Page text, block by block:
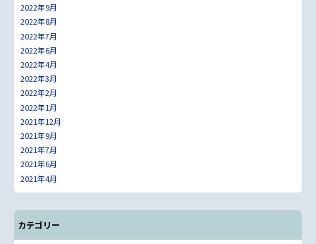
2022年9月
2022年8月
2022年7月
2022年6月
2022年4月
2022年3月
2022年2月
2022年1月
2021年12月
2021年9月
2021年7月
2021年6月
2021年4月
カテゴリー